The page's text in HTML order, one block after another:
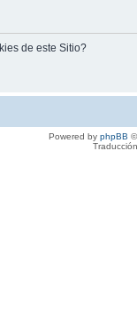
de este Sitio?
Powered by phpBB